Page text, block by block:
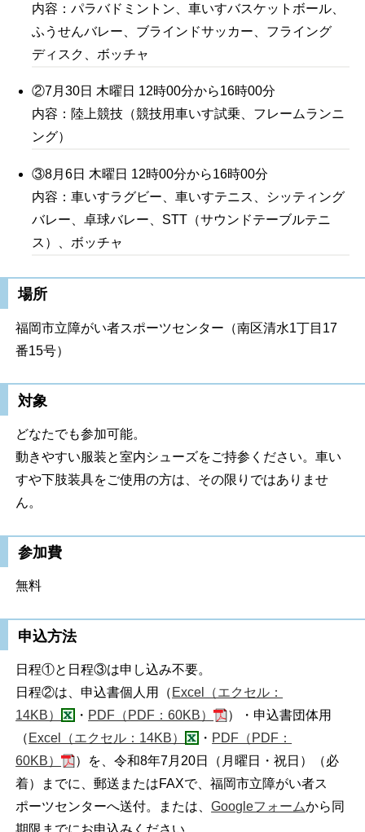
内容：パラバドミントン、車いすバスケットボール、
ふうせんバレー、ブラインドサッカー、フライング
ディスク、ボッチャ
②7月30日 木曜日 12時00分から16時00分
内容：陸上競技（競技用車いす試乗、フレームランニ
ング）
③8月6日 木曜日 12時00分から16時00分
内容：車いすラグビー、車いすテニス、シッティング
バレー、卓球バレー、STT（サウンドテーブルテニ
ス）、ボッチャ
場所
福岡市立障がい者スポーツセンター（南区清水1丁目17
番15号）
対象
どなたでも参加可能。
動きやすい服装と室内シューズをご持参ください。車い
すや下肢装具をご使用の方は、その限りではありませ
ん。
参加費
無料
申込方法
日程①と日程③は申し込み不要。
日程②は、申込書個人用（ Excel（エクセル：
14KB）
・ PDF（PDF：60KB）
）・申込書団体用
（ Excel（エクセル：14KB） ・ PDF（PDF：
60KB）
）を、令和8年7月20日（月曜日・祝日）（必
着）までに、郵送またはFAXで、福岡市立障がい者ス
ポーツセンターへ送付。または、Googleフォームから同
期限までにお申込みください。